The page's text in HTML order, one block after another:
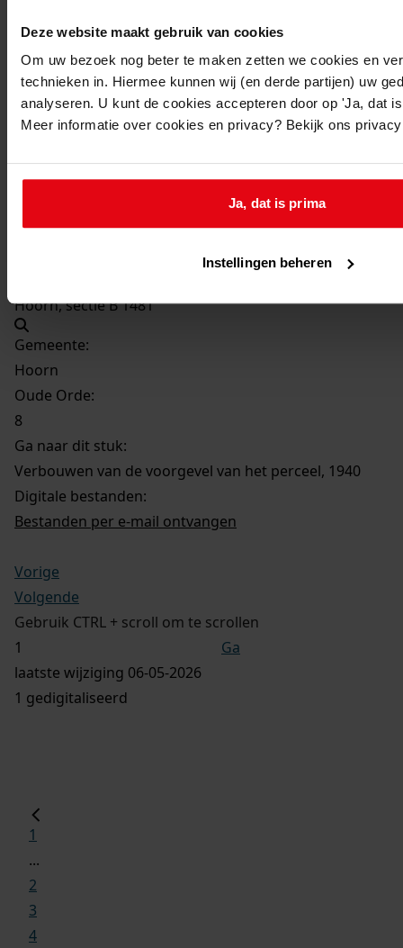
Deze website maakt gebruik van cookies
Om uw bezoek nog beter te maken zetten we cookies en
technieken in. Hiermee kunnen wij (en derde partijen) uw
analyseren. U kunt de cookies accepteren door op 'Ja, dat
Meer informatie over cookies en privacy? Bekijk ons
Ja, dat is prima
Instellingen beheren
1940
Beschrijving:
Verbouwen van de voorgevel van het perceel
Datum vergunning:
Adres:
Hoorn, sectie B 1481
Gemeente:
Hoorn
Oude Orde:
8
Ga naar dit stuk:
Verbouwen van de voorgevel van het perceel, 1940
Digitale bestanden:
Bestanden per e-mail ontvangen
Vorige
Volgende
Gebruik CTRL + scroll om te scrollen
Ga
laatste wijziging 06-05-2026
1 gedigitaliseerd
1
...
2
3
4